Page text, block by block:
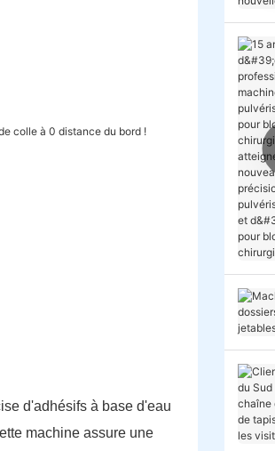
d'adhésifs à base d'eau
machine assure une